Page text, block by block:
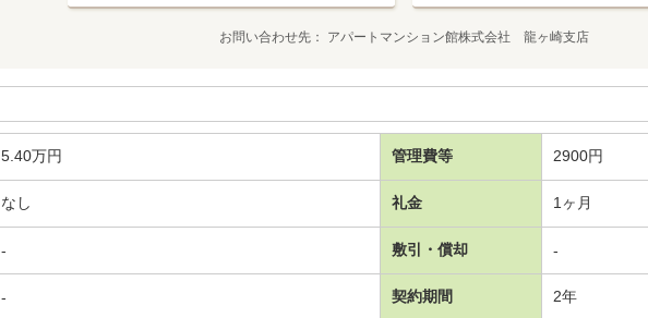
お問い合わせ先 アパートマンション館株式会社 龍ヶ崎支店
5.40万円 管理費等 2900円
なし 礼金 1ヶ月
- 敷引・償却 -
- 契約期間 2年